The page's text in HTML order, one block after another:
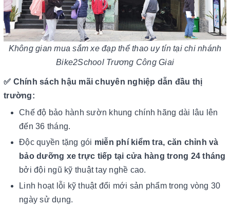
Không gian mua sắm xe đạp thể thao uy tín tại chi nhánh
Bike2School Trương Công Giai
✅ Chính sách hậu mãi chuyên nghiệp dẫn đầu thị
trường:
Chế độ bảo hành sườn khung chính hãng dài lâu lên
đến 36 tháng.
Độc quyền tặng gói miễn phí kiểm tra, căn chỉnh và
bảo dưỡng xe trực tiếp tại cửa hàng trong 24 tháng
bởi đội ngũ kỹ thuật tay nghề cao.
Linh hoạt lỗi kỹ thuật đổi mới sản phẩm trong vòng 30
ngày sử dụng.